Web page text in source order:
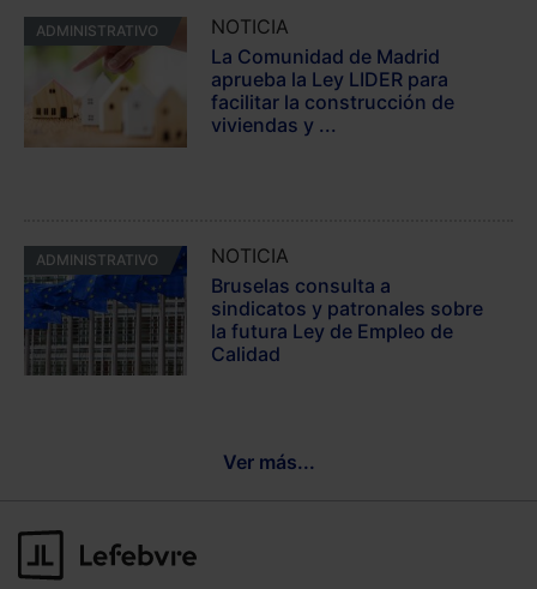
ADMINISTRATIVO
NOTICIA
La Comunidad de Madrid
aprueba la Ley LIDER para
facilitar la construcción de
viviendas y ...
ADMINISTRATIVO
NOTICIA
Bruselas consulta a
sindicatos y patronales sobre
la futura Ley de Empleo de
Calidad
Ver más...